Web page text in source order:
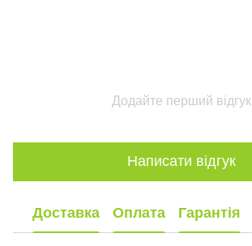
Додайте перший відгук
Написати відгук
Доставка Оплата Гарантія